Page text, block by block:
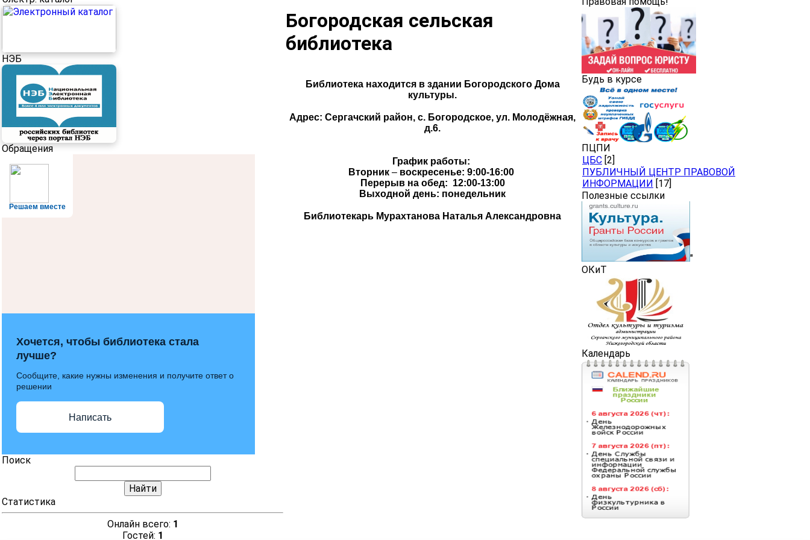
НЭБ
Обращения
Решаем вместе
Хочется, чтобы библиотека стала
лучше?
Сообщите, какие нужны изменения и получите ответ о
решении
Написать
Поиск
Статистика
Онлайн всего: 1
Гостей: 1
Богородская сельская
библиотека
Библиотека находится в здании Богородского Дома
культуры.
Адрес: Сергачский район, с. Богородское, ул. Молодёжная,
д.6.
График работы:
Вторник – воскресенье: 9:00-16:00
Перерыв на обед: 12:00-13:00
Выходной день: понедельник
Библиотекарь Мурахтанова Наталья Александровна
Будь в курсе
ПЦПИ
ЦБС [2]
ПУБЛИЧНЫЙ ЦЕНТР ПРАВОВОЙ
ИНФОРМАЦИИ [17]
Полезные ссылки
"
ОКиТ
Календарь